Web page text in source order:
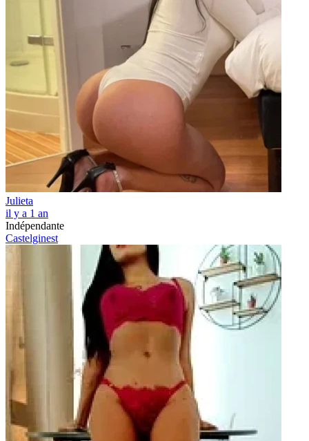
Julieta
il y a 1 an
Indépendante
Castelginest